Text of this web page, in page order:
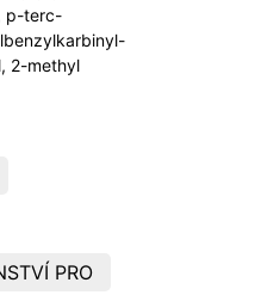
p-terc-
2-methyl
PRO